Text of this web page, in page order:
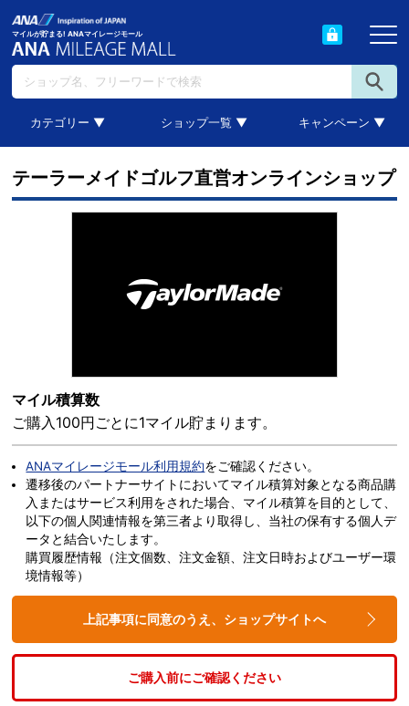
マイルが貯まる! ANAマイレージモール
カテゴリー ▼ ショップ一覧 ▼ キャンペーン ▼
テーラーメイドゴルフ直営オンラインショップ
マイル積算数
ご購入100円ごとに1マイル貯まります。
ANAマイレージモール利用規約をご確認ください。
遷移後のパートナーサイトにおいてマイル積算対象となる商品購
入またはサービス利用をされた場合、マイル積算を目的として、
以下の個人関連情報を第三者より取得し、当社の保有する個人デ
ータと結合いたします。
購買履歴情報（注文個数、注文金額、注文日時およびユーザー環
境情報等）
上記事項に同意のうえ、ショップサイトへ
ご購入前にご確認ください